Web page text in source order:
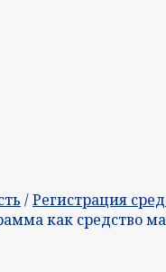
/Регистрация
как средство